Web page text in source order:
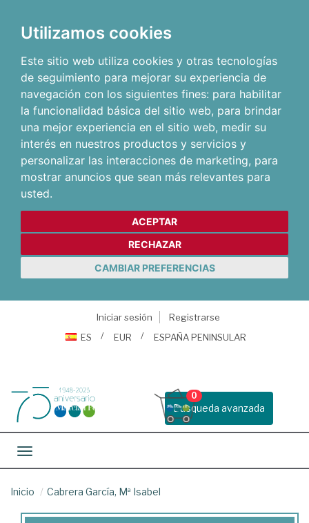
Utilizamos cookies
Este sitio web utiliza cookies y otras tecnologías
de seguimiento para mejorar su experiencia de
navegación con los siguientes fines: para habilitar
la funcionalidad básica del sitio web, para brindar
una mejor experiencia en el sitio web, medir su
interés en nuestros productos y servicios y
personalizar las interacciones de marketing, para
mostrar anuncios que sean más relevantes para
usted.
ACEPTAR
RECHAZAR
CAMBIAR PREFERENCIAS
Iniciar sesión
Registrarse
ES
EUR ESPAÑA PENINSULAR
Busqueda avanzada
0
Toggle navigation
Inicio Cabrera García, Mª Isabel